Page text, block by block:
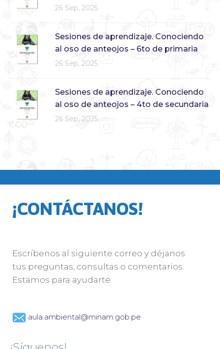
26 Sep, 2025
Sesiones de aprendizaje. Conociendo
al oso de anteojos – 6to de primaria
26 Sep, 2025
Sesiones de aprendizaje. Conociendo
al oso de anteojos – 4to de secundaria
26 Sep, 2025
¡CONTÁCTANOS!
Escríbenos al siguiente correo y déjanos
tus preguntas, consultas o comentarios.
Estamos para ayudarte.
aula.ambiental@minam.gob.pe